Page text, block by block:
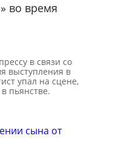
во время
в связи со
выступления в
упал на сцене,
пьянстве.